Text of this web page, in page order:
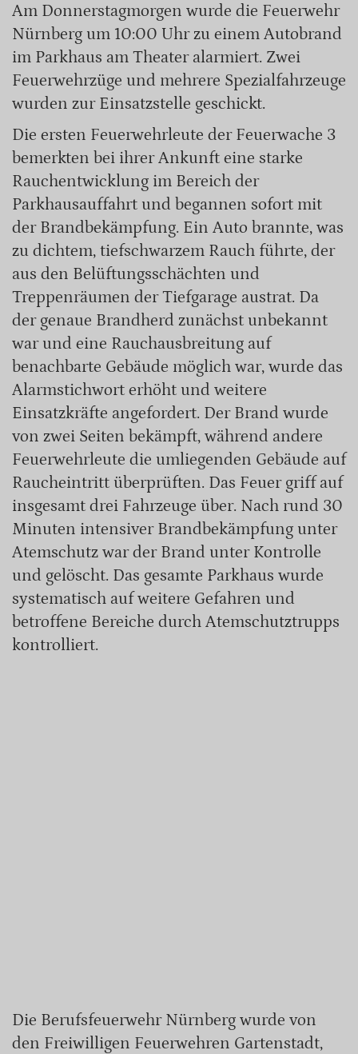
Am Donnerstagmorgen wurde die Feuerwehr
Nürnberg um 10:00 Uhr zu einem Autobrand
im Parkhaus am Theater alarmiert. Zwei
Feuerwehrzüge und mehrere Spezialfahrzeuge
wurden zur Einsatzstelle geschickt.
Die ersten Feuerwehrleute der Feuerwache 3
bemerkten bei ihrer Ankunft eine starke
Rauchentwicklung im Bereich der
Parkhausauffahrt und begannen sofort mit
der Brandbekämpfung. Ein Auto brannte, was
zu dichtem, tiefschwarzem Rauch führte, der
aus den Belüftungsschächten und
Treppenräumen der Tiefgarage austrat. Da
der genaue Brandherd zunächst unbekannt
war und eine Rauchausbreitung auf
benachbarte Gebäude möglich war, wurde das
Alarmstichwort erhöht und weitere
Einsatzkräfte angefordert. Der Brand wurde
von zwei Seiten bekämpft, während andere
Feuerwehrleute die umliegenden Gebäude auf
Raucheintritt überprüften. Das Feuer griff auf
insgesamt drei Fahrzeuge über. Nach rund 30
Minuten intensiver Brandbekämpfung unter
Atemschutz war der Brand unter Kontrolle
und gelöscht. Das gesamte Parkhaus wurde
systematisch auf weitere Gefahren und
betroffene Bereiche durch Atemschutztrupps
kontrolliert.
Die Berufsfeuerwehr Nürnberg wurde von
den Freiwilligen Feuerwehren Gartenstadt,